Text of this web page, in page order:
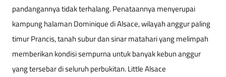
pandangannya tidak terhalang. Penataannya menyerupai
kampung halaman Dominique di Alsace, wilayah anggur paling
timur Prancis, tanah subur dan sinar matahari yang melimpah
memberikan kondisi sempurna untuk banyak kebun anggur
yang tersebar di seluruh perbukitan. Little Alsace